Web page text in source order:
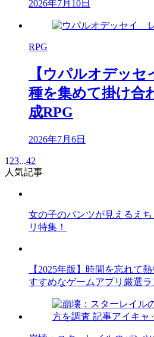
2026年7月10日
RPG
【ウパルオデッセ
種を集めて掛け合
成RPG
2026年7月6日
1 23...42
人気記事
女の子のパンツが見えるえ
リ特集！
【2025年版】時間を忘れて
すすめなゲームアプリ厳選ラ